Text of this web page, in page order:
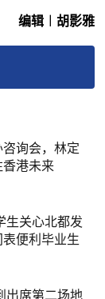
编辑︱胡影雅
询会，林定
香港未来
生关心北都发
便利毕业生
出席第二场地